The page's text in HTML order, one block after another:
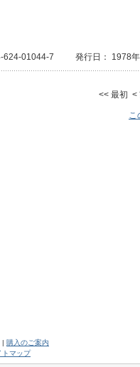
01044-7 発行日： 1978年
<< 最初 <
こ
| 購入のご案内
トマップ